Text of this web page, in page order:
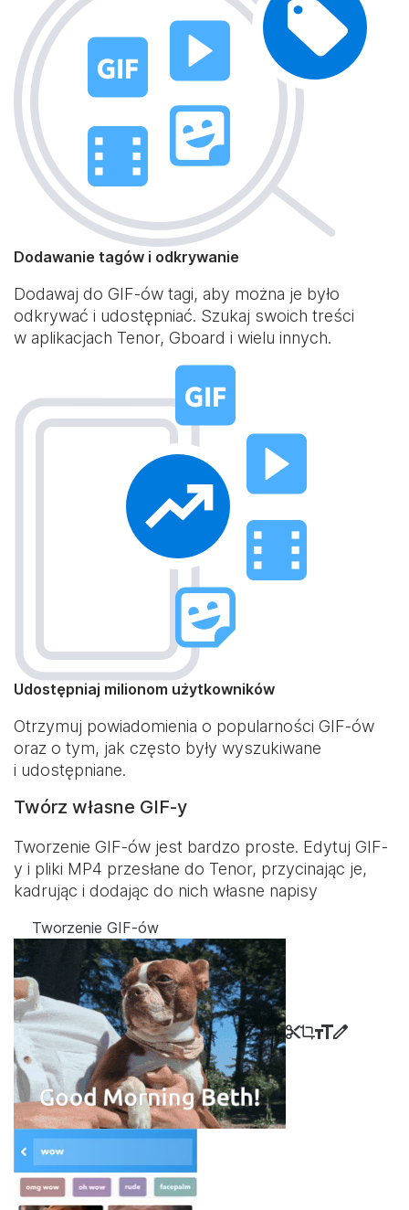
Dodawanie tagów i odkrywanie
Dodawaj do GIF-ów tagi, aby można je było
odkrywać i udostępniać. Szukaj swoich treści
w aplikacjach Tenor, Gboard i wielu innych.
Udostępniaj milionom użytkowników
Otrzymuj powiadomienia o popularności GIF-ów
oraz o tym, jak często były wyszukiwane
i udostępniane.
Twórz własne GIF-y
Tworzenie GIF-ów jest bardzo proste. Edytuj GIF-
y i pliki MP4 przesłane do Tenor, przycinając je,
kadrując i dodając do nich własne napisy
Tworzenie GIF-ów